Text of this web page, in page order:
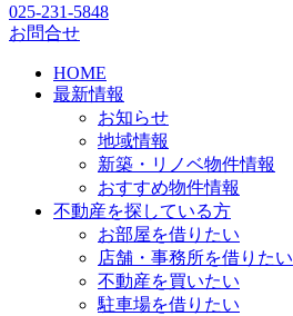
025-231-5848
お問合せ
HOME
最新情報
お知らせ
地域情報
新築・リノベ物件情報
おすすめ物件情報
不動産を探している方
お部屋を借りたい
店舗・事務所を借りたい
不動産を買いたい
駐車場を借りたい